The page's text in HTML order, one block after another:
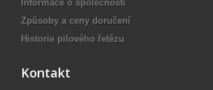
Informace o společnosti
Způsoby a ceny doručení
Historie pilového řetězu
Kontakt